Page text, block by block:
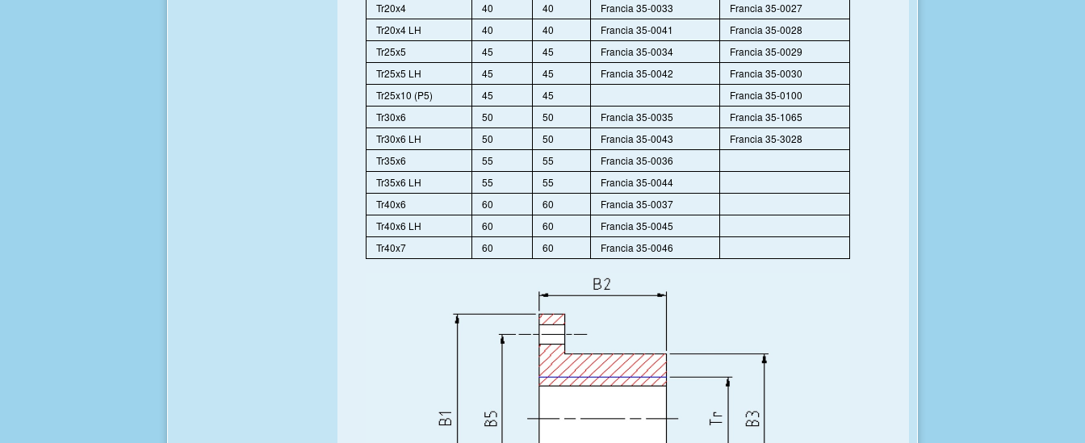
Tr20x4
40 40 Francia 35-0033
Francia 35-0027
Tr20x4 LH
40 40 Francia 35-0041
Francia 35-0028
Tr25x5
45 45 Francia 35-0034
Francia 35-0029
Tr25x5 LH
45 45 Francia 35-0042
Francia 35-0030
Tr25x10 (P5)
45 45
Francia 35-0100
Tr30x6
50 50 Francia 35-0035
Francia 35-1065
Tr30x6 LH
50 50 Francia 35-0043
Francia 35-3028
Tr35x6
55 55
Francia 35-0036
Tr35x6 LH
55 55
Francia 35-0044
Tr40x6
60 60
Francia 35-0037
Tr40x6 LH
60 60
Francia 35-0045
Tr40x7
60 60 Francia 35-0046